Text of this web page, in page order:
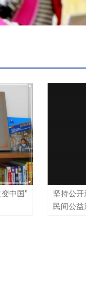
中国”
坚持公开
民间公益